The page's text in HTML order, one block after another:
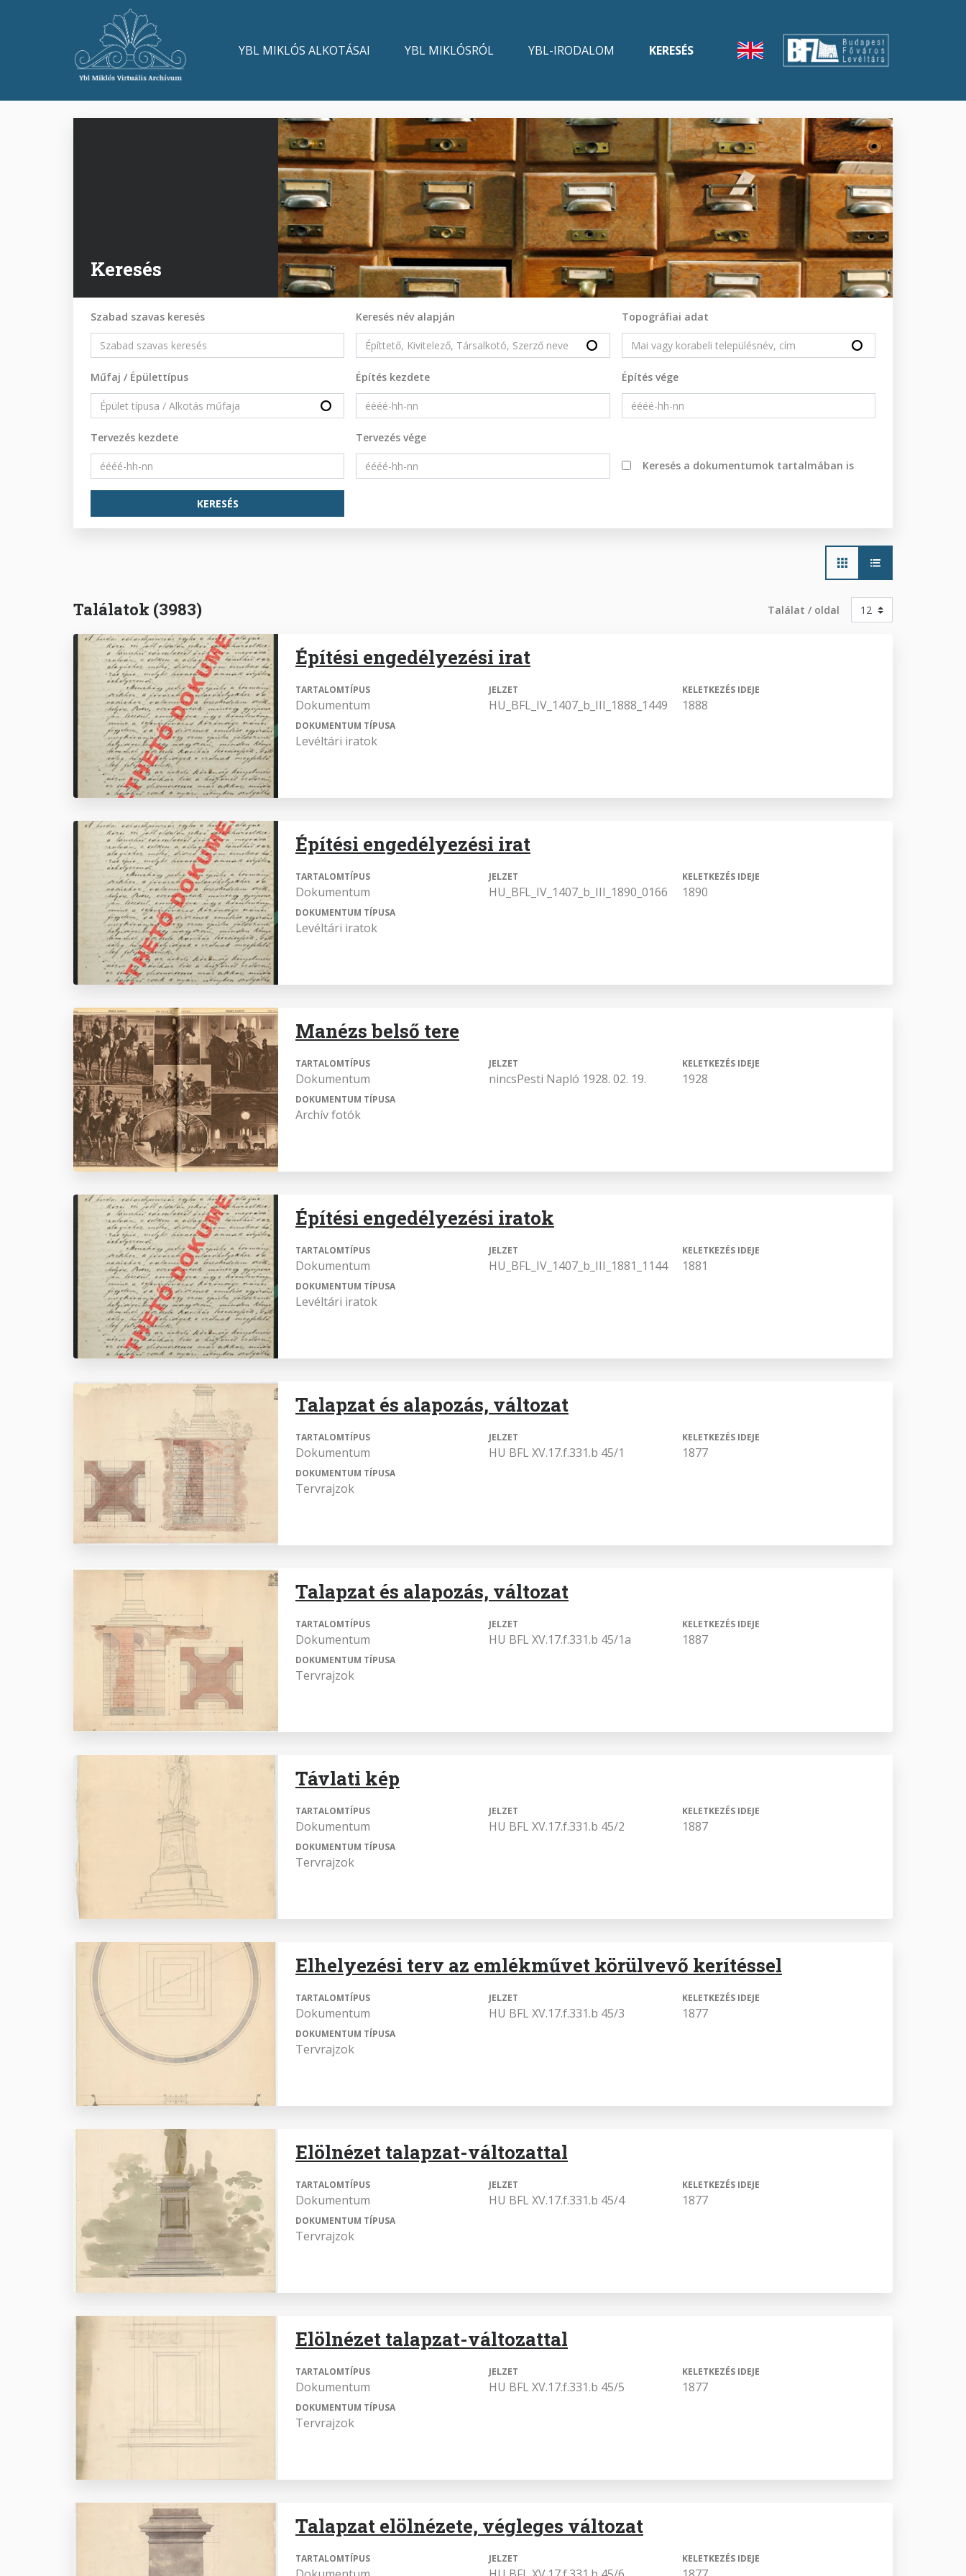
MainYBL MIKLÓS ALKOTÁSAI YBL MIKLÓSRÓL YBL-IRODALOM KERESÉS
Keresés
Szabad szavas keresés Keresés név alapján Topográfiai adat
Műfaj / Épülettípus Építés kezdete Építés vége
Tervezés kezdete Tervezés vége
Keresés a dokumentumok tartalmában is
Main
navigation
Találatok (3983) Találat / oldal
Építési engedélyezési irat
TARTALOMTÍPUS
Dokumentum
JELZET
HU_BFL_IV_1407_b_III_1888_1449
KELETKEZÉS IDEJE
1888
DOKUMENTUM TÍPUSA
Levéltári iratok
Építési engedélyezési irat
TARTALOMTÍPUS
Dokumentum
JELZET
HU_BFL_IV_1407_b_III_1890_0166
KELETKEZÉS IDEJE
1890
DOKUMENTUM TÍPUSA
Levéltári iratok
Manézs belső tere
TARTALOMTÍPUS
Dokumentum
JELZET
nincsPesti Napló 1928. 02. 19.
KELETKEZÉS IDEJE
1928
DOKUMENTUM TÍPUSA
Archív fotók
Építési engedélyezési iratok
TARTALOMTÍPUS
Dokumentum
JELZET
HU_BFL_IV_1407_b_III_1881_1144
KELETKEZÉS IDEJE
1881
DOKUMENTUM TÍPUSA
Levéltári iratok
Talapzat és alapozás, változat
TARTALOMTÍPUS
Dokumentum
JELZET
HU BFL XV.17.f.331.b 45/1
KELETKEZÉS IDEJE
1877
DOKUMENTUM TÍPUSA
Tervrajzok
Talapzat és alapozás, változat
TARTALOMTÍPUS
Dokumentum
JELZET
HU BFL XV.17.f.331.b 45/1a
KELETKEZÉS IDEJE
1887
DOKUMENTUM TÍPUSA
Tervrajzok
Távlati kép
TARTALOMTÍPUS
Dokumentum
JELZET
HU BFL XV.17.f.331.b 45/2
KELETKEZÉS IDEJE
1887
DOKUMENTUM TÍPUSA
Tervrajzok
Elhelyezési terv az emlékművet körülvevő kerítéssel
TARTALOMTÍPUS
Dokumentum
JELZET
HU BFL XV.17.f.331.b 45/3
KELETKEZÉS IDEJE
1877
DOKUMENTUM TÍPUSA
Tervrajzok
Elölnézet talapzat-változattal
TARTALOMTÍPUS
Dokumentum
JELZET
HU BFL XV.17.f.331.b 45/4
KELETKEZÉS IDEJE
1877
DOKUMENTUM TÍPUSA
Tervrajzok
Elölnézet talapzat-változattal
TARTALOMTÍPUS
Dokumentum
JELZET
HU BFL XV.17.f.331.b 45/5
KELETKEZÉS IDEJE
1877
DOKUMENTUM TÍPUSA
Tervrajzok
Talapzat elölnézete, végleges változat
TARTALOMTÍPUS JELZET KELETKEZÉS IDEJE